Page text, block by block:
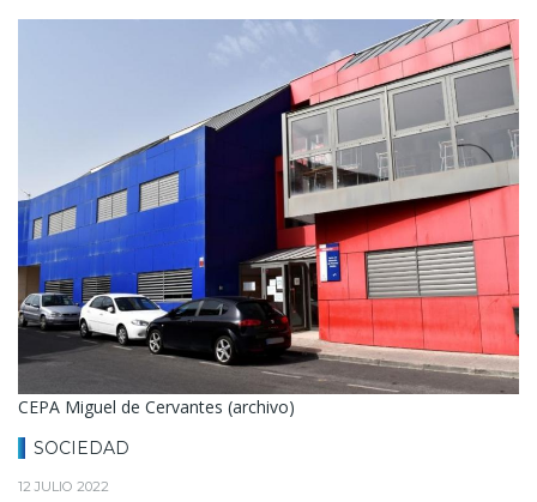
CEPA Miguel de Cervantes (archivo)
SOCIEDAD
12 JULIO 2022